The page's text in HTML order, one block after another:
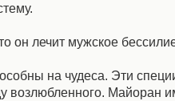
он лечит мужское
на чудеса. Эти
возлюбленного. Майоран